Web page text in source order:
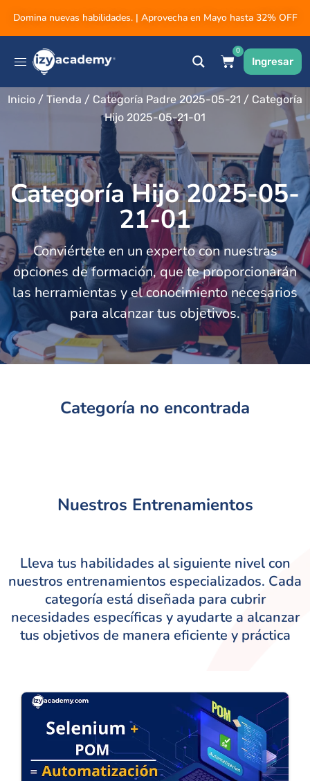
Domina nuevas habilidades. | Aprovecha en Mayo hasta 32% OFF
0
Ingresar
Inicio / Tienda / Categoría Padre 2025-05-21 / Categoría
Hijo 2025-05-21-01
Categoría Hijo 2025-05-
21-01
Conviértete en un experto con nuestras
opciones de formación, que te proporcionarán
las herramientas y el conocimiento necesarios
para alcanzar tus objetivos.
Categoría no encontrada
Nuestros Entrenamientos
Lleva tus habilidades al siguiente nivel con
nuestros entrenamientos especializados. Cada
categoría está diseñada para cubrir
necesidades específicas y ayudarte a alcanzar
tus objetivos de manera eficiente y práctica